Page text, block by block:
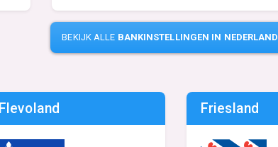
BEKIJK ALLE BANKINSTELLINGEN IN NEDERLAND
Flevoland Friesland